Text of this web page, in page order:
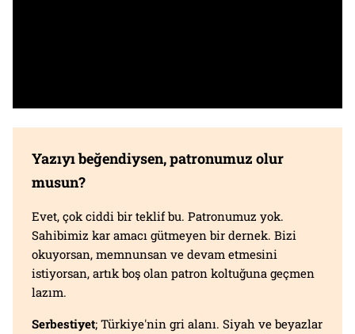
Yazıyı beğendiysen, patronumuz olur
musun?
Evet, çok ciddi bir teklif bu. Patronumuz yok.
Sahibimiz kar amacı gütmeyen bir dernek. Bizi
okuyorsan, memnunsan ve devam etmesini
istiyorsan, artık boş olan patron koltuğuna geçmen
lazım.
Serbestiyet; Türkiye'nin gri alanı. Siyah ve beyazlar